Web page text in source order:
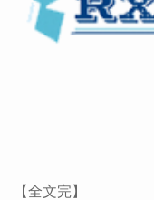
【全文完】